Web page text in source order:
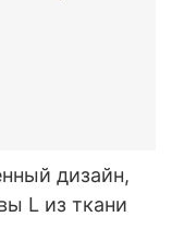
дизайн,
L из ткани